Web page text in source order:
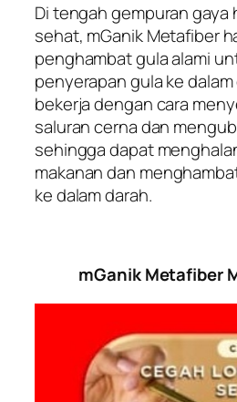
Di tengah gempuran gaya
sehat, mGanik Metafiber
penghambat gula alami
penyerapan gula ke
bekerja dengan cara
saluran cerna dan
sehingga dapat
makanan dan
ke dalam darah.
mGanik Metafiber